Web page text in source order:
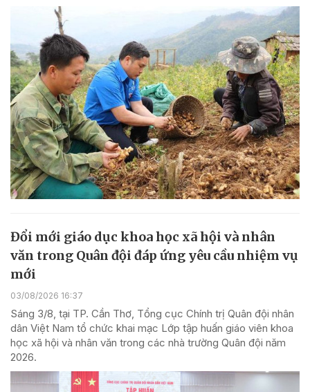
Đổi mới giáo dục khoa học xã hội và nhân
văn trong Quân đội đáp ứng yêu cầu nhiệm vụ
mới
03/08/2026 16:37
Sáng 3/8, tại TP. Cần Thơ, Tổng cục Chính trị Quân đội nhân
dân Việt Nam tổ chức khai mạc Lớp tập huấn giáo viên khoa
học xã hội và nhân văn trong các nhà trường Quân đội năm
2026.